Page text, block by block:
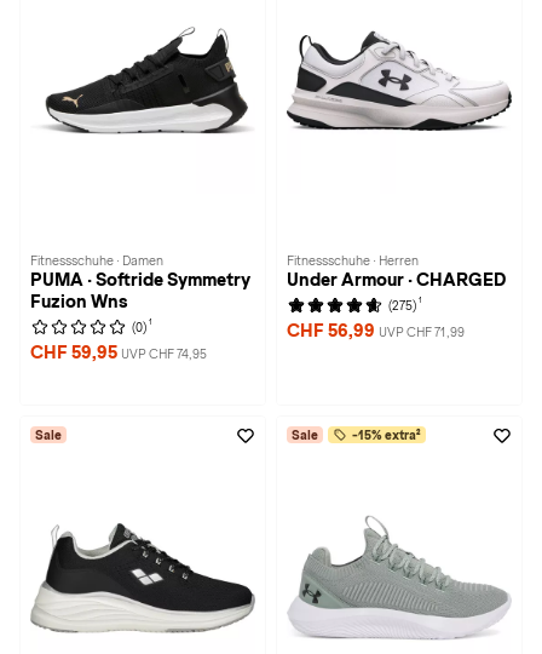
Fitnessschuhe · Damen
PUMA · Softride Symmetry
Fuzion Wns
(0) 1
CHF 59,95 UVP CHF 74,95
Fitnessschuhe · Herren
Under Armour · CHARGED
(275) 1
CHF 56,99 UVP CHF 71,99
Sale Sale -15% extra²